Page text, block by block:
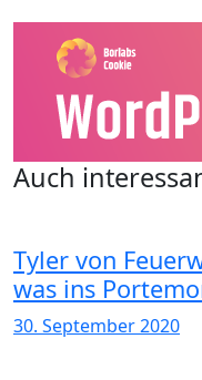
Auch
Tyler von
was ins
30. September 2020